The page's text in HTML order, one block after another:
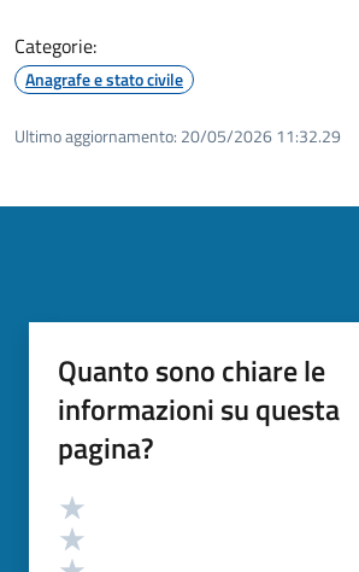
Categorie:
Anagrafe e stato civile
Ultimo aggiornamento: 20/05/2026 11:32.29
Quanto sono chiare le
informazioni su questa
pagina?
Valutazione